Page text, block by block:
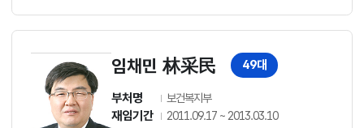
49대
임채민 林采民
부처명 보건복지부
재임기간 2011.09.17 ~ 2013.03.10